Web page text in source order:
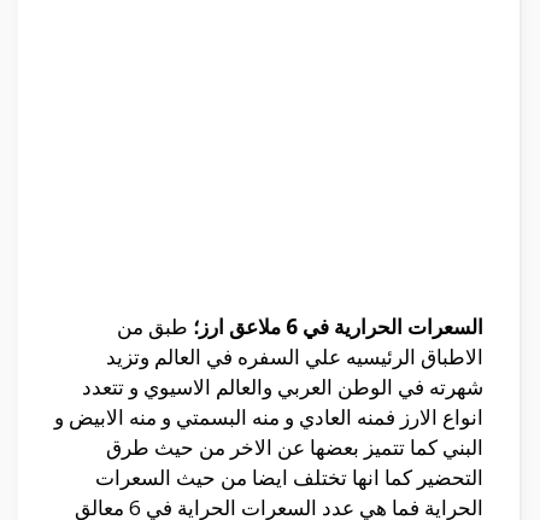
السعرات الحرارية في 6 ملاعق ارز؛
طبق من
الاطباق الرئيسيه علي السفره في العالم وتزيد
شهرته في الوطن العربي والعالم الاسيوي و تتعدد
انواع الارز فمنه العادي و منه البسمتي و منه الابيض و
البني كما تتميز بعضها عن الاخر من حيث طرق
التحضير كما انها تختلف ايضا من حيث السعرات
الحراية فما هي عدد السعرات الحراية في 6 معالق